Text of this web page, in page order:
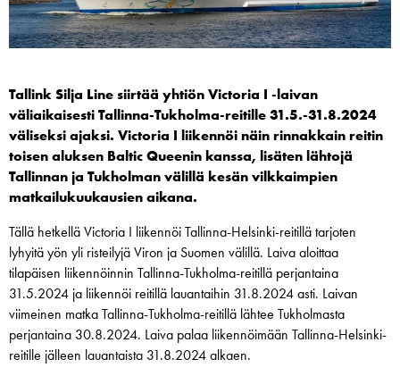
Tallink Silja Line siirtää yhtiön Victoria I -laivan
väliaikaisesti Tallinna-Tukholma-reitille 31.5.-31.8.2024
väliseksi ajaksi. Victoria I liikennöi näin rinnakkain reitin
toisen aluksen Baltic Queenin kanssa, lisäten lähtojä
Tallinnan ja Tukholman välillä kesän vilkkaimpien
matkailukuukausien aikana.
Tällä hetkellä Victoria I liikennöi Tallinna-Helsinki-reitillä tarjoten
lyhyitä yön yli risteilyjä Viron ja Suomen välillä. Laiva aloittaa
tilapäisen liikennöinnin Tallinna-Tukholma-reitillä perjantaina
31.5.2024 ja liikennöi reitillä lauantaihin 31.8.2024 asti. Laivan
viimeinen matka Tallinna-Tukholma-reitillä lähtee Tukholmasta
perjantaina 30.8.2024. Laiva palaa liikennöimään Tallinna-Helsinki-
reitille jälleen lauantaista 31.8.2024 alkaen.